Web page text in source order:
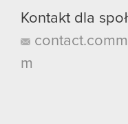
Kontakt dla
m